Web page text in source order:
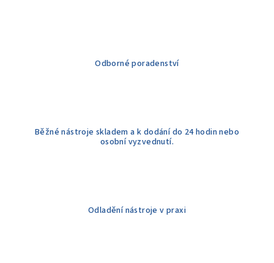
p
v
u
Odborné poradenství
Běžné nástroje skladem a k dodání do 24 hodin nebo
osobní vyzvednutí.
Odladění nástroje v praxi